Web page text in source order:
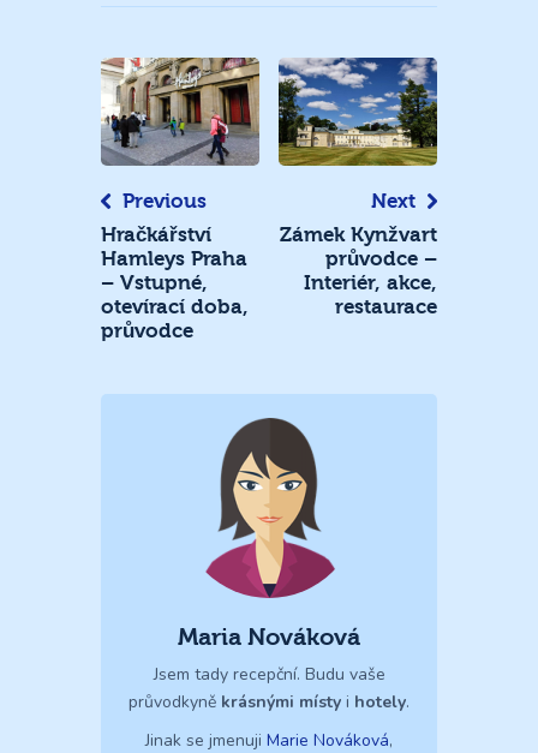
Navigace
pro
příspěvek
Previous
Hračkářství
Hamleys Praha
– Vstupné,
otevírací doba,
průvodce
Next
Zámek Kynžvart
průvodce –
Interiér, akce,
restaurace
Maria Nováková
Jsem tady recepční. Budu vaše
průvodkyně krásnými místy i hotely.
Jinak se jmenuji Marie Nováková,